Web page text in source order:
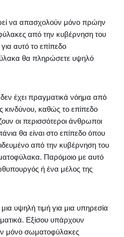
να απασχολούν μόνο πρώην
από την κυβέρνηση του
αυτό το επίπεδο
θα πληρώσετε υψηλό
έχει πραγματικά νόημα από
κινδύνου, καθώς το επίπεδο
οι περισσότεροι άνθρωποι
θα είναι στο επίπεδο όπου
από την κυβέρνηση του
Παρόμοιο με αυτό
ή ένα μέλος της
υψηλή τιμή για μια υπηρεσία
Εξίσου υπάρχουν
μόνο σωματοφύλακες